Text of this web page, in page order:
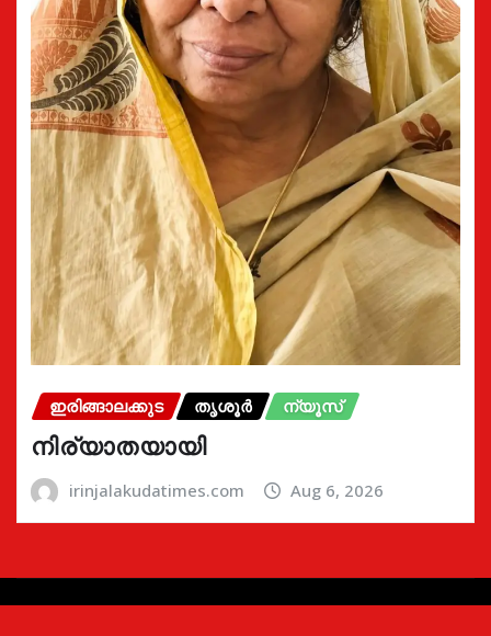
ഇരിങ്ങാലക്കുട തൃശൂർ ന്യൂസ്
നിര്യാതയായി
irinjalakudatimes.com Aug 6, 2026